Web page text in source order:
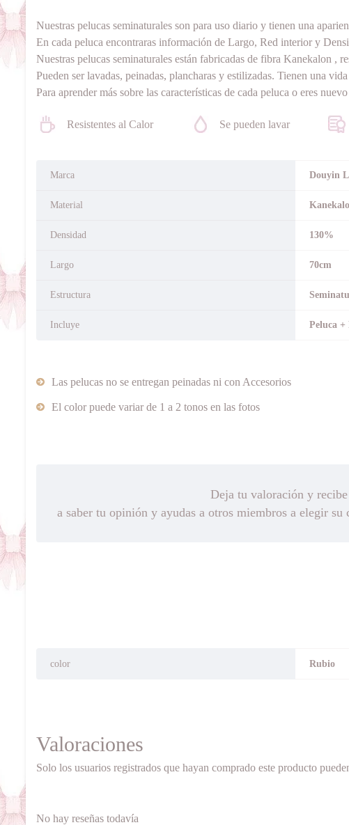
Nuestras pelucas seminaturales son para uso diario y tienen una
En cada peluca encontraras información de Largo, Red interior y
Nuestras pelucas seminaturales están fabricadas de fibra Kanekalon ,
Pueden ser lavadas, peinadas, plancharas y estilizadas. Tienen una
Para aprender más sobre las características de cada peluca o eres nuevo
Resistentes al Calor Se pueden lavar
Marca Douyin
Material
Densidad 130%
Largo 70cm
Estructura
Incluye Peluca +
Las pelucas no se entregan peinadas ni con Accesorios
El color puede variar de 1 a 2 tonos en las fotos
Deja tu valoración y
a saber tu opinión y ayudas a otros miembros a elegir su
color Rubio
Valoraciones
No hay reseñas todavía
Solo los usuarios registrados que hayan comprado este producto